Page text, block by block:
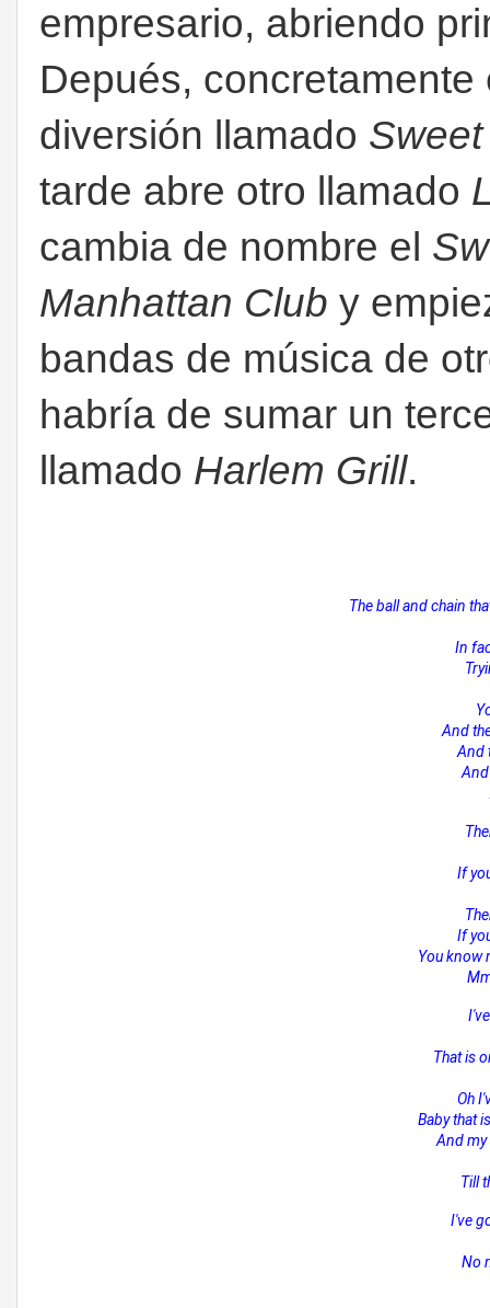
empresario, abriendo
Depués,
diversión llamado
tarde abre otro llamado
cambia de nombre el
Manhattan Club y
bandas de música de
habría de sumar un
llamado Harlem Grill.
The ball and chain
In
And
And
If
If
You know
That is
Oh
Baby that
And my
Till
I've
No